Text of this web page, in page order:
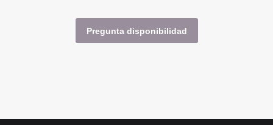
Pregunta disponibilidad